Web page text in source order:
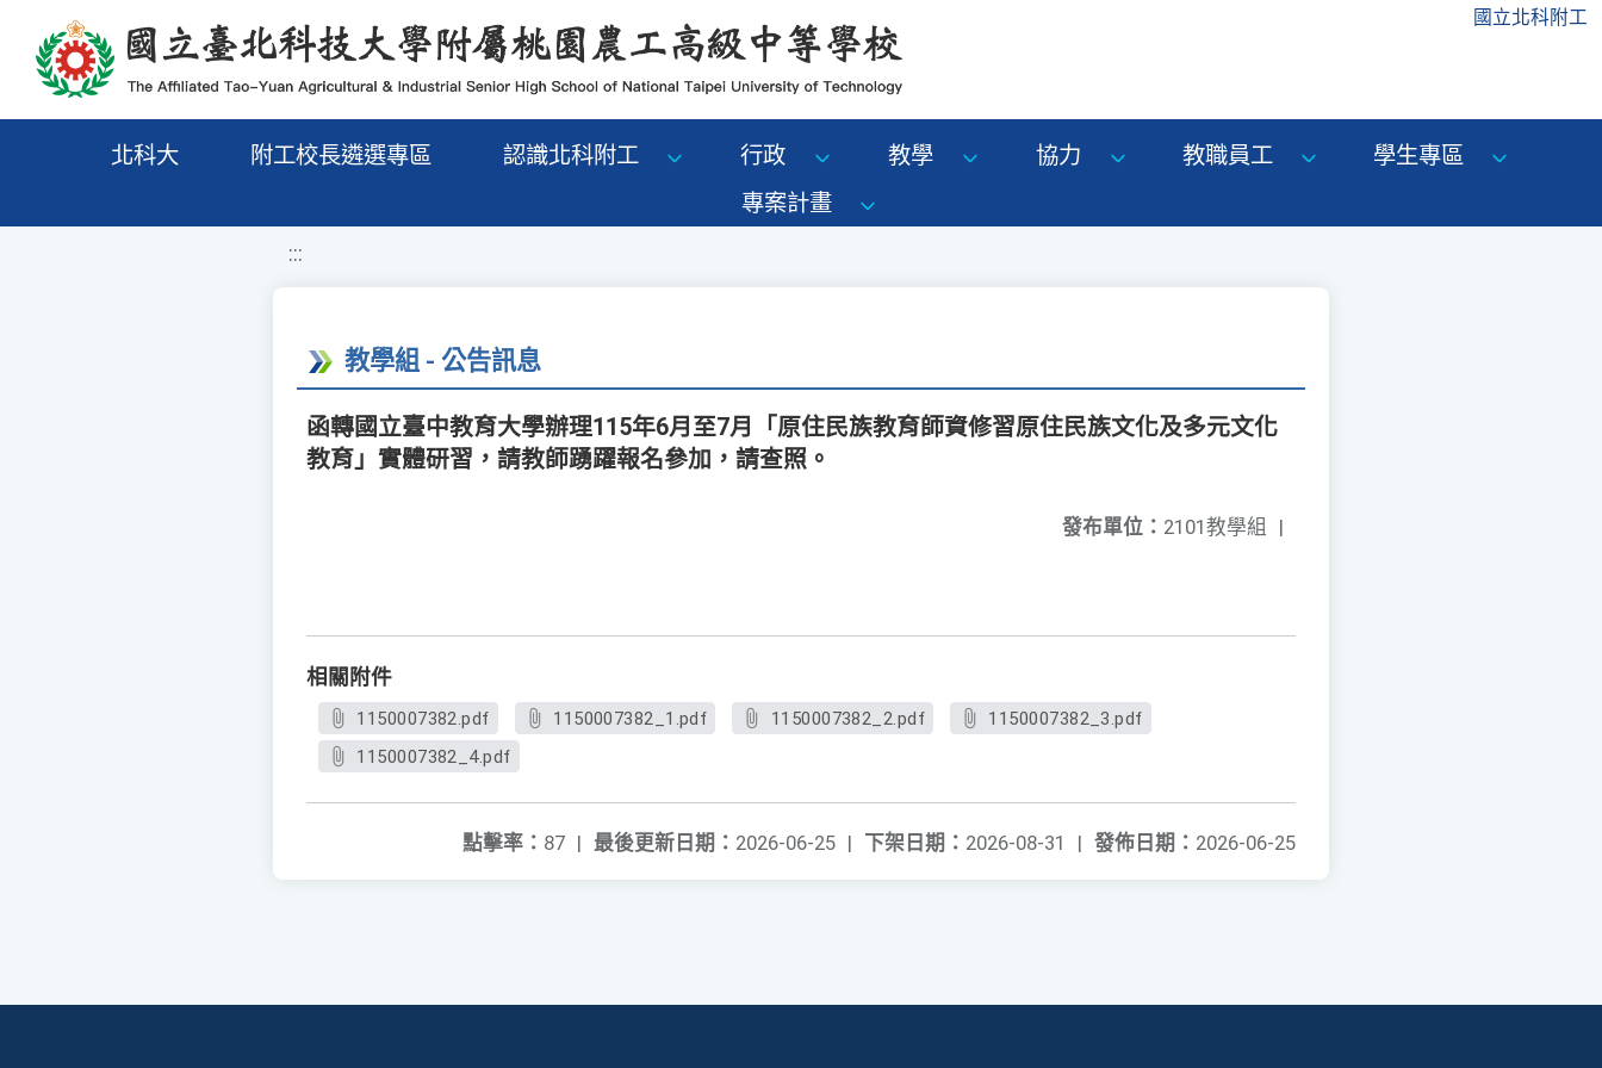
移至網頁之主要內容區位置 國立北科附工
北科大 附工校長遴選專區 認識北科附工 行政 教學 協力 教職員工
學生專區
專案計畫
:::
教學組 - 公告訊息
函轉國立臺中教育大學辦理115年6月至7月「原住民族教育師資修習原住民族文化及多元文化
教育」實體研習，請教師踴躍報名參加，請查照。
發布單位： 2101教學組 |
相關附件
1150007382.pdf 1150007382_1.pdf 1150007382_2.pdf
1150007382_3.pdf
1150007382_4.pdf
發佈日期： 2026-06-25
下架日期： 2026-08-31 |
最後更新日期： 2026-06-25 |
點擊率： 87 |